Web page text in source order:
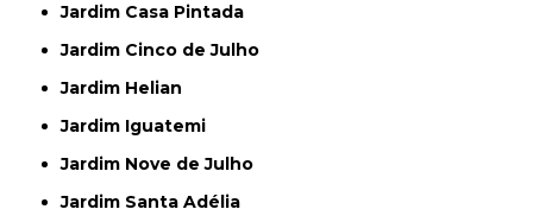
Jardim Casa Pintada
Jardim Cinco de Julho
Jardim Helian
Jardim Iguatemi
Jardim Nove de Julho
Jardim Santa Adélia